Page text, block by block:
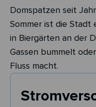
Domspatzen seit
Sommer ist die Stadt
in Biergärten an der
Gassen bummelt
Fluss macht.